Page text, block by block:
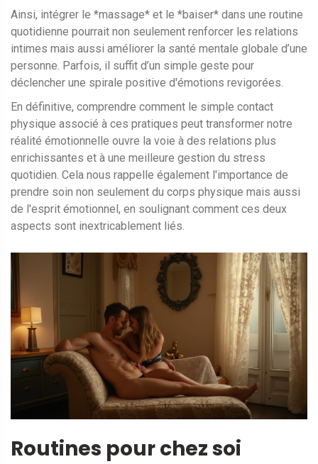
Ainsi, intégrer le *massage* et le *baiser* dans une routine
quotidienne pourrait non seulement renforcer les relations
intimes mais aussi améliorer la santé mentale globale d’une
personne. Parfois, il suffit d’un simple geste pour
déclencher une spirale positive d'émotions revigorées.
En définitive, comprendre comment le simple contact
physique associé à ces pratiques peut transformer notre
réalité émotionnelle ouvre la voie à des relations plus
enrichissantes et à une meilleure gestion du stress
quotidien. Cela nous rappelle également l'importance de
prendre soin non seulement du corps physique mais aussi
de l'esprit émotionnel, en soulignant comment ces deux
aspects sont inextricablement liés.
Routines pour chez soi